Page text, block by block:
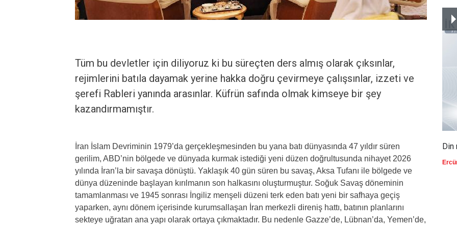
Tüm bu devletler için diliyoruz ki bu süreçten ders almış olarak çıksınlar,
rejimlerini batıla dayamak yerine hakka doğru çevirmeye çalışsınlar, izzeti ve
şerefi Rableri yanında arasınlar. Küfrün safında olmak kimseye bir şey
kazandırmamıştır.
İran İslam Devriminin 1979’da gerçekleşmesinden bu yana batı dünyasında 47 yıldır süren
gerilim, ABD’nin bölgede ve dünyada kurmak istediği yeni düzen doğrultusunda nihayet 2026
yılında İran’la bir savaşa dönüştü. Yaklaşık 40 gün süren bu savaş, Aksa Tufanı ile bölgede ve
dünya düzeninde başlayan kırılmanın son halkasını oluşturmuştur. Soğuk Savaş döneminin
tamamlanması ve 1945 sonrası İngiliz menşeli düzeni terk eden batı yeni bir safhaya geçiş
yaparken, aynı dönem içerisinde kurumsallaşan İran merkezli direniş hattı, batının planlarını
sekteye uğratan ana yapı olarak ortaya çıkmaktadır. Bu nedenle Gazze’de, Lübnan’da, Yemen’de,
Din